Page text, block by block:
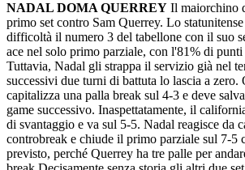
NADAL DOMA QUERREY Il maiorchino
primo set contro Sam Querrey. Lo
difficoltà il numero 3 del tabellone con il suo
ace nel solo primo parziale, con l'81% di
Tuttavia, Nadal gli strappa il servizio già nel
successivi due turni di battuta lo lascia a zero.
capitalizza una palla break sul 4-3 e deve
game successivo. Inaspettatamente, il
di svantaggio e va sul 5-5. Nadal reagisce da
controbreak e chiude il primo parziale sul 7-5
previsto, perché Querrey ha tre palle per